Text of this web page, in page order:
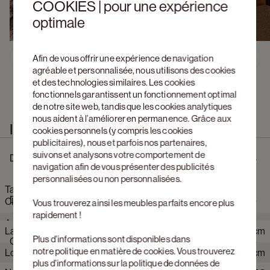
COOKIES | pour une expérience
optimale
Afin de vous offrir une expérience de navigation
agréable et personnalisée, nous utilisons des cookies
et des technologies similaires. Les cookies
fonctionnels garantissent un fonctionnement optimal
de notre site web, tandis que les cookies analytiques
nous aident à l’améliorer en permanence. Grâce aux
cookies personnels (y compris les cookies
publicitaires), nous et parfois nos partenaires,
suivons et analysons votre comportement de
navigation afin de vous présenter des publicités
personnalisées ou non personnalisées.
Vous trouverez ainsi les meubles parfaits encore plus
rapidement !
Plus d’informations sont disponibles dans
notrepolitique en matière de cookies. Vous trouverez
plus d’informations sur la politique de données de
Previous slide Découvrez Artisano
Information produit
Description
Table de salle à manger low dining Artisano forme pebble en
Claylime couleur Moonglade 140 x 126 x 69 cm
Artisano, c’est une inspiration organique transposée en une
table architecturale et reposante. Les lignes courbes et les
proportions douces font entrer la nature à l’intérieur. Le plateau
a un aspect robuste, mais son bord arrondi le rend doux au
Dimensions
Largeur
126 cm
Longeur
140 cm
Caractéristiques du produit